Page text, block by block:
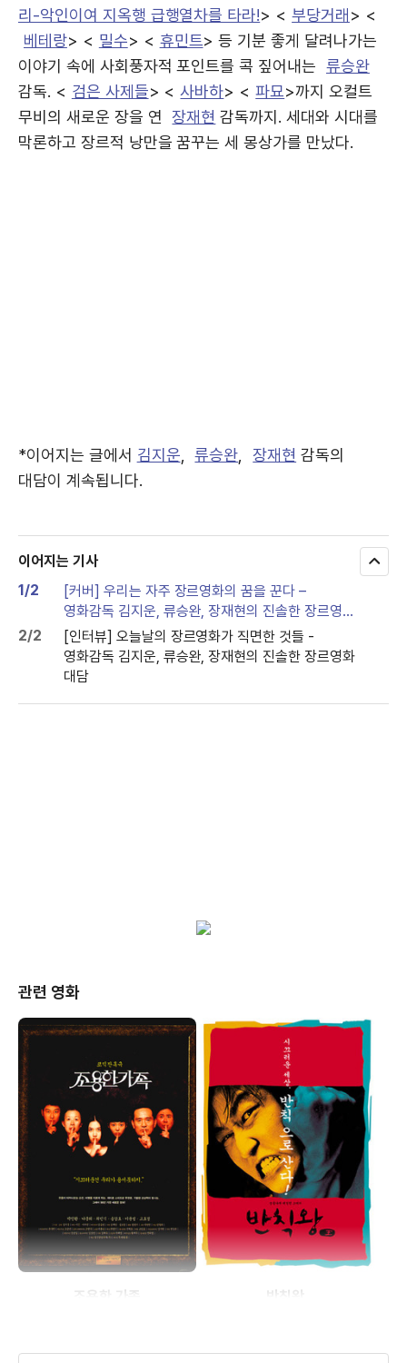
리-악인이여 지옥행 급행열차를 타라!> < 부당거래 > <
베테랑> < 밀수> < 휴민트> 등 기분 좋게 달려나가는
이야기 속에 사회풍자적 포인트를 콕 짚어내는 류승완
감독. < 검은 사제들> < 사바하> < 파묘>까지 오컬트
무비의 새로운 장을 연 장재현 감독까지. 세대와 시대를
막론하고 장르적 낭만을 꿈꾸는 세 몽상가를 만났다.
*이어지는 글에서 김지운 류승완 장재현 감독의
대담이 계속됩니다.
이어지는 기사
1/2
[커버] 우리는 자주 장르영화의 꿈을 꾼다 –
영화감독 김지운, 류승완, 장재현의 진솔한 장르영화
대담
2/2
[인터뷰] 오늘날의 장르영화가 직면한 것들 -
영화감독 김지운, 류승완, 장재현의 진솔한 장르영화
대담
모
관련 영화
조용한 가족 반칙왕